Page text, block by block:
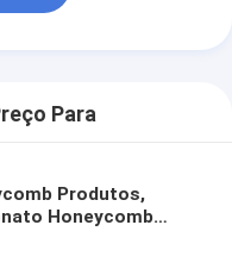
Para
Produtos,
Honeycomb